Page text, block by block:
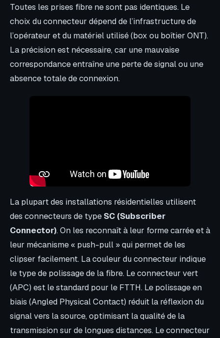
Toutes les prises fibre ne sont pas identiques. Le
choix du connecteur dépend de l’infrastructure de
l’opérateur et du matériel utilisé (box ou boîtier ONT).
La précision est nécessaire, car une mauvaise
correspondance entraîne une perte de signal ou une
absence totale de connexion.
La plupart des installations résidentielles utilisent
des connecteurs de type SC (Subscriber
Connector). On les reconnaît à leur forme carrée et à
leur mécanisme « push-pull » qui permet de les
clipser facilement. La couleur du connecteur indique
le type de polissage de la fibre. Le connecteur vert
(APC) est le standard pour le FTTH. Le polissage en
biais (Angled Physical Contact) réduit la réflexion du
signal vers la source, optimisant la qualité de la
transmission sur de longues distances. Le connecteur